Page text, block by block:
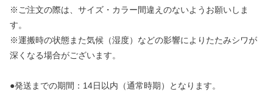
※ご注文の際は、サイズ・カラー間違えのないようお願いしま
す。
※運搬時の状態また気候（湿度）などの影響によりたたみシワが
深くなる場合がございます。
●発送までの期間：14日以内（通常時期）となります。